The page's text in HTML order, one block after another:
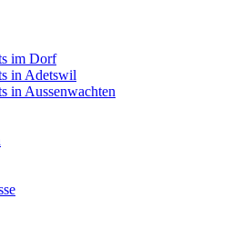
im Dorf
in Adetswil
in Aussenwachten